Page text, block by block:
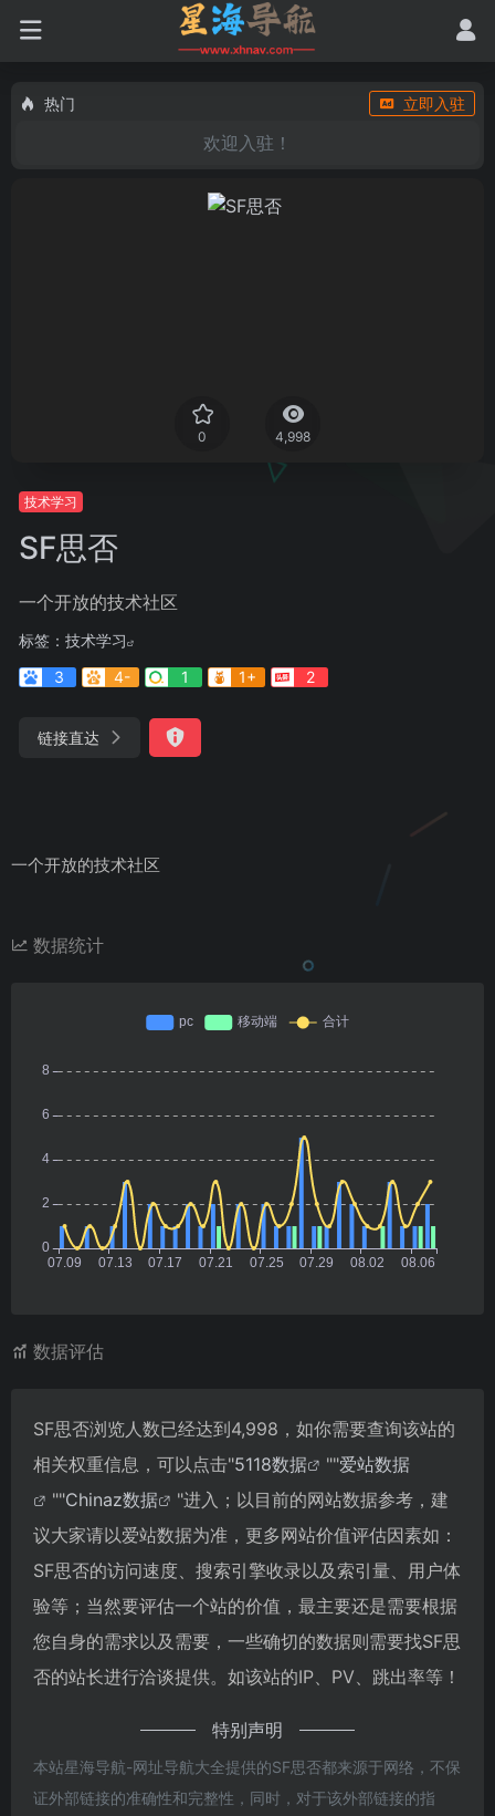
热门 立即入驻
欢迎入驻！
0 4,998
技术学习
SF思否
一个开放的技术社区
标签： 技术学习
3
4- 1 1+ 2
链接直达
一个开放的技术社区
数据统计
数据评估
SF思否浏览人数已经达到4,998，如你需要查询该站的
相关权重信息，可以点击"5118数据 ""爱站数据
""Chinaz数据
"进入；以目前的网站数据参考，建
议大家请以爱站数据为准，更多网站价值评估因素如：
SF思否的访问速度、搜索引擎收录以及索引量、用户体
验等；当然要评估一个站的价值，最主要还是需要根据
您自身的需求以及需要，一些确切的数据则需要找SF思
否的站长进行洽谈提供。如该站的IP、PV、跳出率等！
特别声明
本站星海导航-网址导航大全提供的SF思否都来源于网络，不保
证外部链接的准确性和完整性，同时，对于该外部链接的指